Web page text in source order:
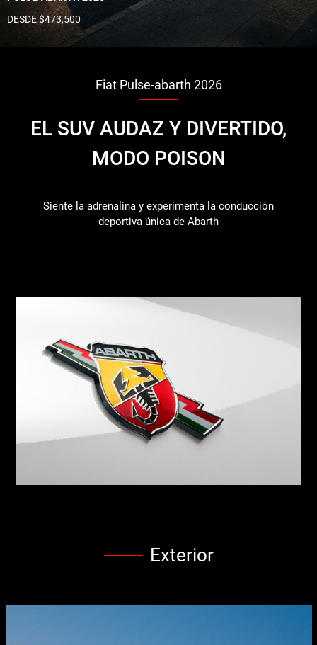
DESDE $473,500
Fiat Pulse-abarth 2026
EL SUV AUDAZ Y DIVERTIDO,
MODO POISON
Siente la adrenalina y experimenta la conducción
deportiva única de Abarth
Exterior